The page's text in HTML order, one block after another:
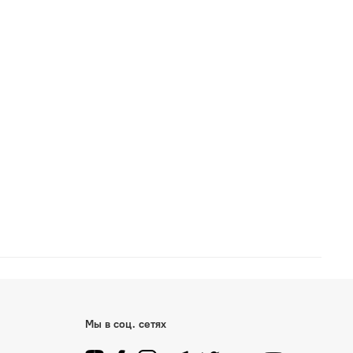
Мы в соц. сетях